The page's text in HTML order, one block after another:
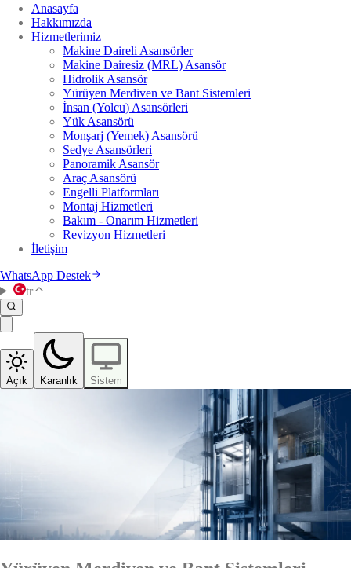
Anasayfa
Hakkımızda
Hizmetlerimiz
Makine Daireli Asansörler
Makine Dairesiz (MRL) Asansör
Hidrolik Asansör
Yürüyen Merdiven ve Bant Sistemleri
İnsan (Yolcu) Asansörleri
Yük Asansörü
Monşarj (Yemek) Asansörü
Sedye Asansörleri
Panoramik Asansör
Araç Asansörü
Engelli Platformları
Montaj Hizmetleri
Bakım - Onarım Hizmetleri
Revizyon Hizmetleri
İletişim
WhatsApp Destek
tr
Açık Karanlık Sistem